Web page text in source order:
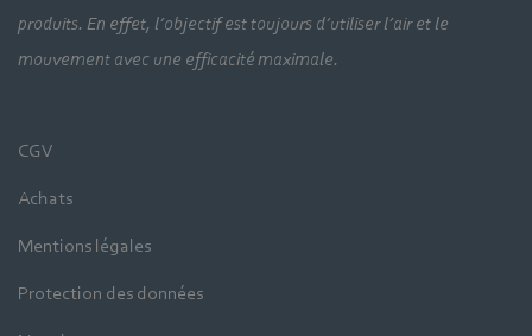
produits. En effet, l’objectif est toujours d’utiliser l’air et le
mouvement avec une efficacité maximale.
CGV
Achats
Mentions légales
Protection des données